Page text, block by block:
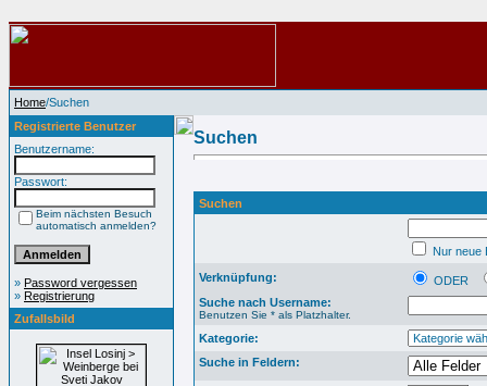
Home/Suchen
Registrierte Benutzer
Benutzername:
Passwort:
Beim nächsten Besuch
automatisch anmelden?
» Password vergessen
» Registrierung
Zufallsbild
Suchen
Suchen
Nur neue
Verknüpfung:
ODER
Suche nach Username:
Benutzen Sie * als Platzhalter.
Kategorie:
Suche in Feldern: